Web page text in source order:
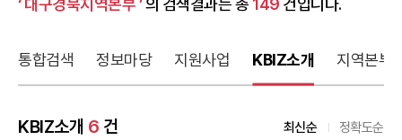
‘ 대구경북지역본부 ’의 검색결과는 총 149 건입니다.
통합검색 정보마당 지원사업 KBIZ소개 지역본부
KBIZ소개 6 건 최신순 정확도순